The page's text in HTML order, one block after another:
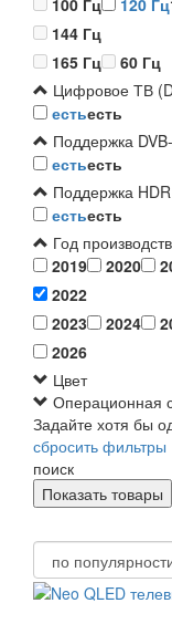
100 Гц
120 Гц
144 Гц
165 Гц
60 Гц
Цифровое ТВ
естьесть
Поддержка
естьесть
Поддержка HDR
естьесть
Год
2019
2020
2022
2023
2024
2026
Цвет
Операционная
Задайте хотя бы
сбросить фильтры
поиск